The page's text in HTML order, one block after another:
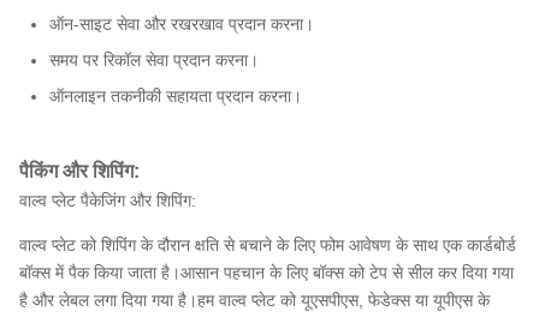
ऑन-साइट सेवा और रखरखाव प्रदान करना।
समय पर रिकॉल सेवा प्रदान करना।
ऑनलाइन तकनीकी सहायता प्रदान करना।
पैकिंग और शिपिंग:
वाल्व प्लेट पैकेजिंग और शिपिंग:
वाल्व प्लेट को शिपिंग के दौरान क्षति से बचाने के लिए फोम आवेषण के साथ एक कार्डबोर्ड
बॉक्स में पैक किया जाता है।आसान पहचान के लिए बॉक्स को टेप से सील कर दिया गया
है और लेबल लगा दिया गया है।हम वाल्व प्लेट को यूएसपीएस, फेडेक्स या यूपीएस के